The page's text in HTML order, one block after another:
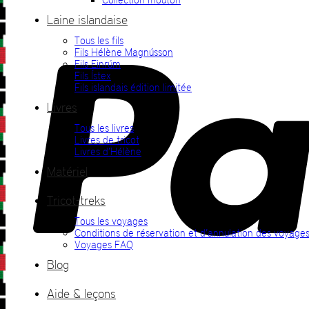
Laine islandaise
Tous les fils
Fils Hélène Magnússon
Fils Einrúm
Fils Ístex
Fils islandais édition limitée
Livres
Tous les livres
Livres de tricot
Livres d’Hélène
Matériel
Tricot-treks
Tous les voyages
Conditions de réservation et d’annulation des voyages
Voyages FAQ
Blog
Aide & leçons